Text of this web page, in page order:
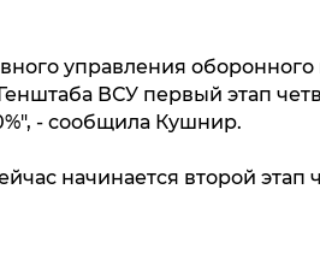
управления
ВСУ первый этап
- сообщила Кушнир.
начинается второй этап